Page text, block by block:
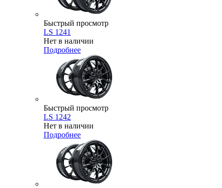
Быстрый просмотр
LS 1241
Нет в наличии
Подробнее
Быстрый просмотр
LS 1242
Нет в наличии
Подробнее